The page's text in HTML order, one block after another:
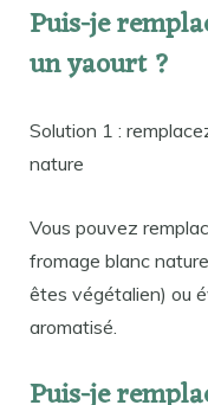
Puis-je
un yaourt ?
Solution 1 :
nature
Vous pouvez
fromage blanc
êtes végétalien) ou
aromatisé.